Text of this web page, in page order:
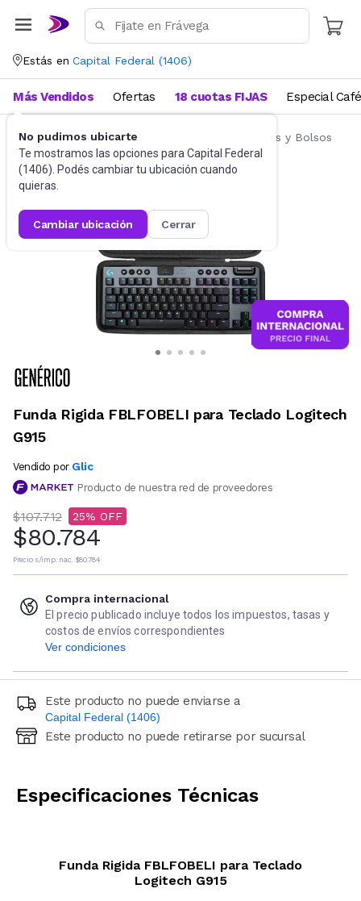
Estás en Capital Federal (1406)
No pudimos ubicarte
Te mostramos las opciones para Capital Federal
(1406). Podés cambiar tu ubicación cuando
quieras.
cambiar ubicación cerrar
Más Vendidos Ofertas 18 cuotas FIJAS Especial Café
Accesorios de Informática Fundas, Estuches y Bolsos
Funda Rigida FBLFOBELI para Teclado Logitech
G915
Vendido por Glic
Producto de nuestra red de proveedores
$107.712 25
$80.784
Precio s/imp. nac. $80.784
Compra internacional
El precio publicado incluye todos los impuestos, tasas y
costos de envíos correspondientes
Ver condiciones
Este producto no puede enviarse a
Capital Federal (1406)
Ingresá código postal (sólo números)
Este producto no puede retirarse por sucursal
Especificaciones Técnicas
Funda Rigida FBLFOBELI para Teclado
Logitech G915